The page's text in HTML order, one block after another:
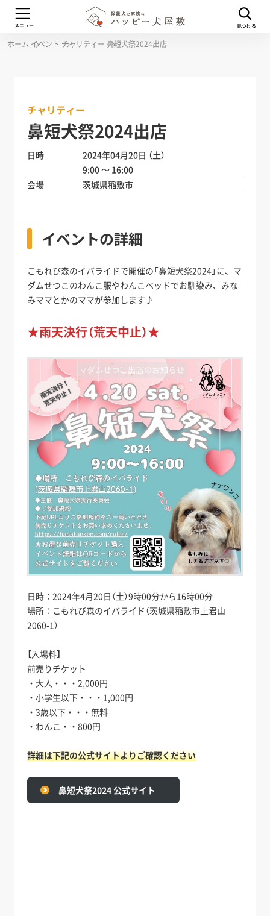
ホーム イベント チャリティー 鼻短犬祭2024出店
チャリティー
鼻短犬祭2024出店
日時 2024年04月20日 （土）
9:00 ～ 16:00
会場
茨城県稲敷市
イベントの詳細
こもれび森のイバライドで開催の「鼻短犬祭2024」に、マ
ダムせつこのわんこ服やわんこベッドでお馴染み、みな
みママとかのママが参加します♪
★雨天決行（荒天中止）★
日時：2024年4月20日（土）9時00分から16時00分
場所：こもれび森のイバライド（茨城県稲敷市上君山
2060-1）
【入場料】
前売りチケット
・大人・・・2,000円
・小学生以下・・・1,000円
・3歳以下・・・無料
・わんこ・・800円
詳細は下記の公式サイトよりご確認ください
鼻短犬祭2024 公式サイト